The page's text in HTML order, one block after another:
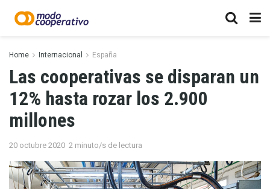
Home Internacional España
Las cooperativas se disparan un
12% hasta rozar los 2.900
millones
20 octubre 2020 2 minuto/s de lectura